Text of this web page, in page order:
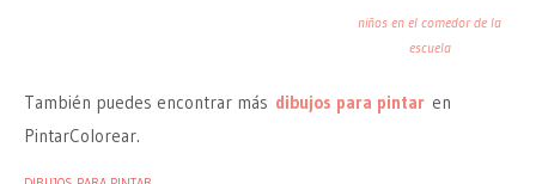
niños en el comedor de la
escuela
También puedes encontrar más dibujos para pintar en
PintarColorear.